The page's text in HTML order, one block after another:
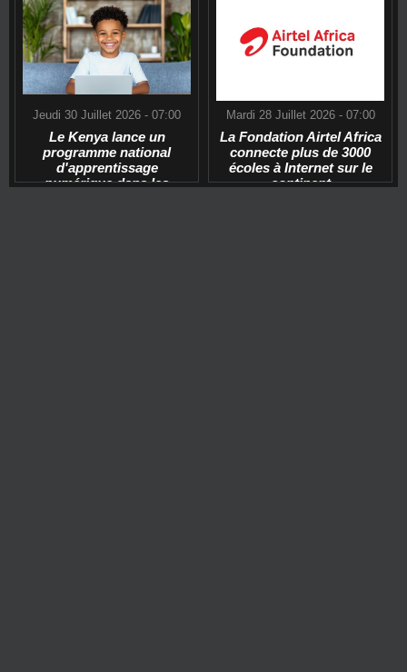
Jeudi 30 Juillet 2026 - 07:00
Le Kenya lance un
programme national
d'apprentissage
numérique dans les
Mardi 28 Juillet 2026 - 07:00
La Fondation Airtel Africa
connecte plus de 3000
écoles à Internet sur le
continent